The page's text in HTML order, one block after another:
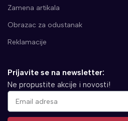
Zamena artikala
Obrazac za odustanak
Reklamacije
Prijavite se na newsletter:
Ne propustite akcije i novosti!